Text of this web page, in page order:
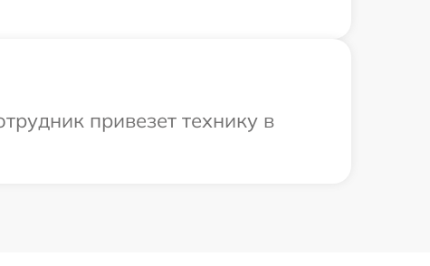
привезет технику в